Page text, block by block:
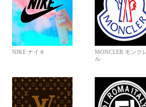
NIKE ナイキ
MONCLER モンク
ル